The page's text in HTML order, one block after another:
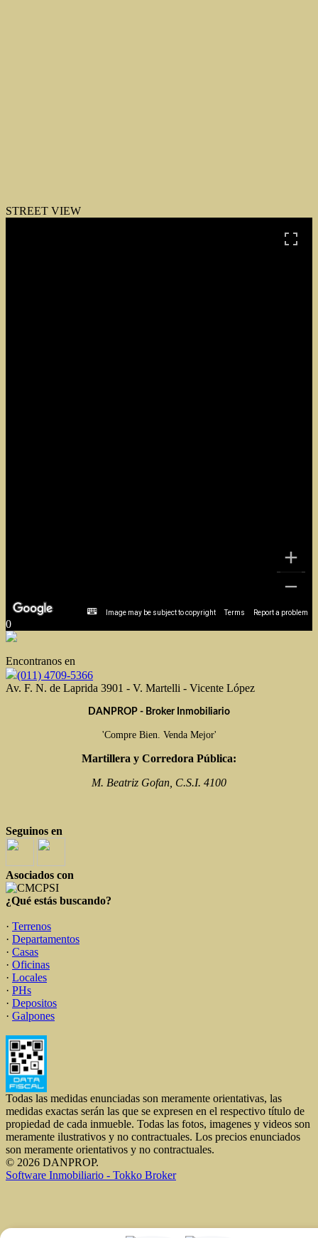
STREET VIEW
Image may be subject to copyright Terms Report a problem
0
Encontranos en
(011) 4709-5366
Av. F. N. de Laprida 3901 - V. Martelli - Vicente López
DANPROP - Broker Inmobiliario
'Compre Bien. Venda Mejor'
Martillera y Corredora Pública:
M. Beatriz Gofan, C.S.I. 4100
Seguinos en
Asociados con
¿Qué estás buscando?
· Terrenos
· Departamentos
· Casas
· Oficinas
· Locales
· PHs
· Depositos
· Galpones
Todas las medidas enunciadas son meramente orientativas, las
medidas exactas serán las que se expresen en el respectivo título de
propiedad de cada inmueble. Todas las fotos, imagenes y videos son
meramente ilustrativos y no contractuales. Los precios enunciados
son meramente orientativos y no contractuales.
© 2026 DANPROP.
Software Inmobiliario - Tokko Broker